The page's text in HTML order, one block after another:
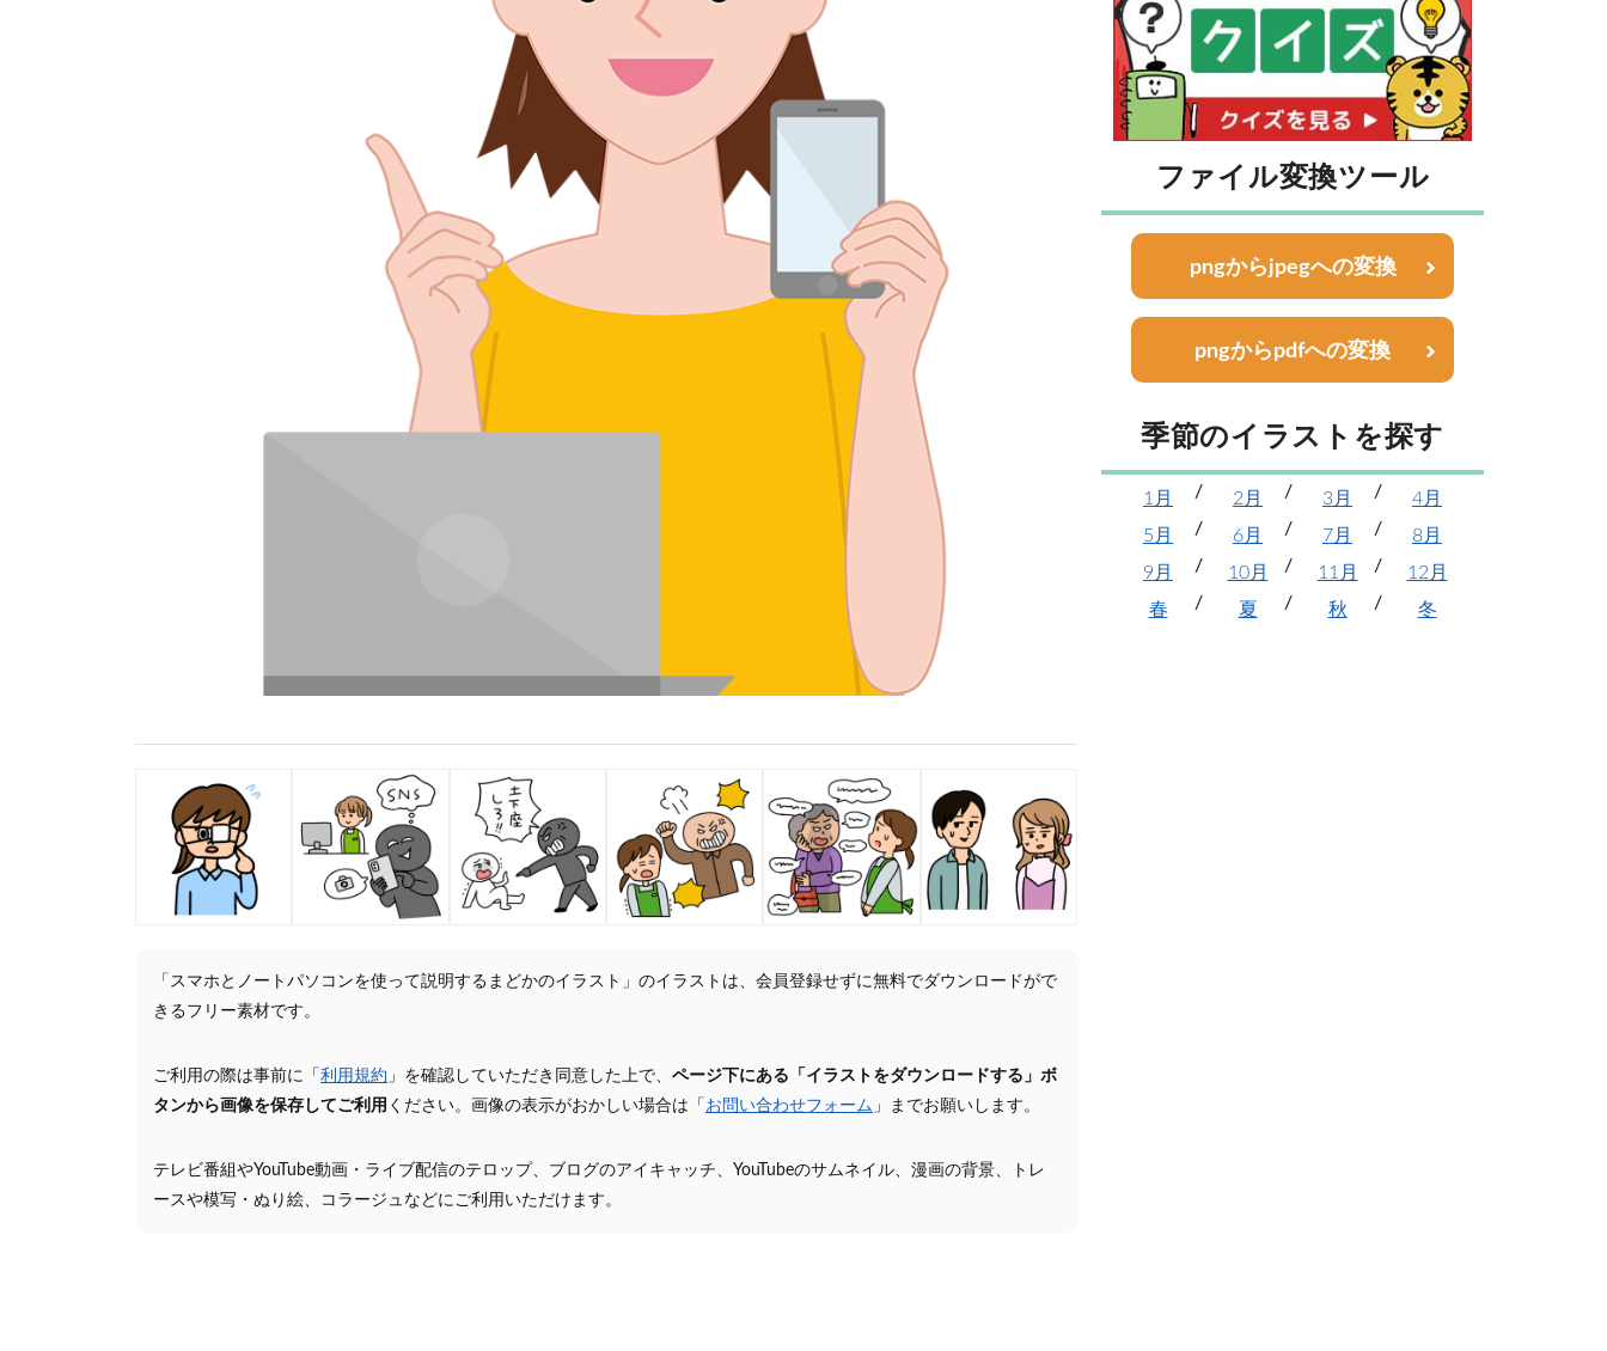
「スマホとノートパソコンを使って説明するまどかのイラスト」のイラストは、会員登録せずに無料でダウンロードがで
きるフリー素材です。
ご利用の際は事前に「 利用規約 」を確認していただき同意した上で、 ページ下にある「イラストをダウンロードする」ボ
タンから画像を保存してご利用 ください。画像の表示がおかしい場合は「 お問い合わせフォーム 」までお願いします。
テレビ番組やYouTube動画・ライブ配信のテロップ、ブログのアイキャッチ、YouTubeのサムネイル、漫画の背景、トレ
ースや模写・ぬり絵、コラージュなどにご利用いただけます。
ファイル変換ツール
pngからjpegへの変換
pngからpdfへの変換
季節のイラストを探す
1月 2月 3月
4月
5月
6月 7月
8月
9月
10月 11月
12月
春
夏 秋 冬